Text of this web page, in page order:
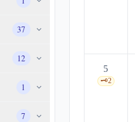
37
12
1
7
5
🗝️2